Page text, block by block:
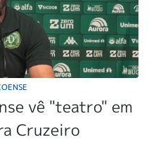
vê "teatro" em
Cruzeiro